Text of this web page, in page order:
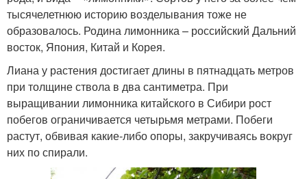
тысячелетнюю историю возделывания тоже не
образовалось. Родина лимонника – российский Дальний
восток, Япония, Китай и Корея.
Лиана у растения достигает длины в пятнадцать метров
при толщине ствола в два сантиметра. При
выращивании лимонника китайского в Сибири рост
побегов ограничивается четырьмя метрами. Побеги
растут, обвивая какие-либо опоры, закручиваясь вокруг
них по спирали.